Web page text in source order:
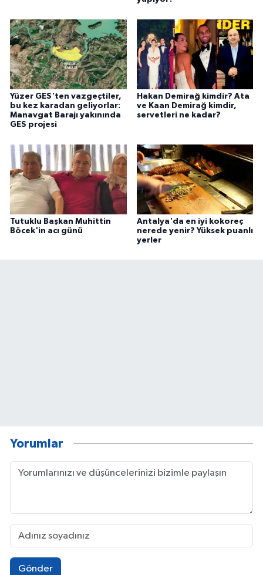
Yüzer GES'ten vazgeçtiler,
bu kez karadan geliyorlar:
Manavgat Barajı yakınında
GES projesi
Hakan Demirağ kimdir? Ata
ve Kaan Demirağ kimdir,
servetleri ne kadar?
Tutuklu Başkan Muhittin
Böcek'in acı günü
Antalya'da en iyi kokoreç
nerede yenir? Yüksek puanlı
yerler
Yorumlar
Gönder